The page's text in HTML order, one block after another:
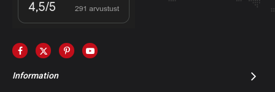
Information